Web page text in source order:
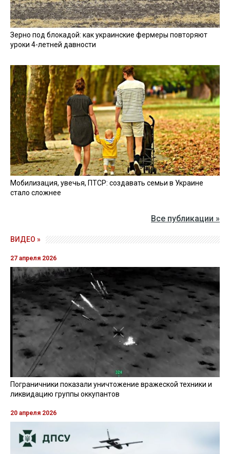
Зерно под блокадой: как украинские фермеры повторяют
уроки 4-летней давности
Мобилизация, увечья, ПТСР: создавать семьи в Украине
стало сложнее
Все публикации »
ВИДЕО »
27 апреля 2026
Пограничники показали уничтожение вражеской техники и
ликвидацию группы оккупантов
20 апреля 2026